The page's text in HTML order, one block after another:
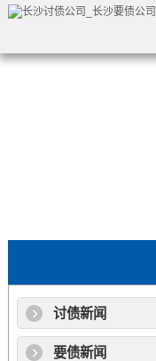
讨债新闻
要债新闻